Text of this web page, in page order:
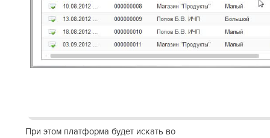
При этом платформа будет искать во